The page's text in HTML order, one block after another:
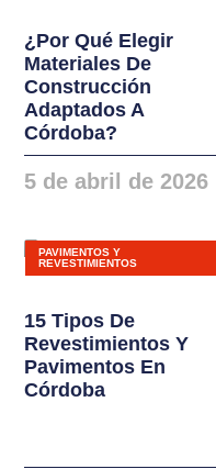
¿Por Qué Elegir
Materiales De
Construcción
Adaptados A
Córdoba?
5 de abril de 2026
PAVIMENTOS Y
REVESTIMIENTOS
15 Tipos De
Revestimientos Y
Pavimentos En
Córdoba